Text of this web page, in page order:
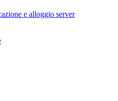
e alloggio server